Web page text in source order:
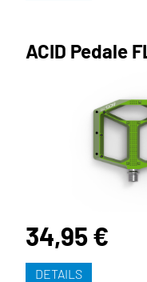
ACID Pedale
34,95 €
DETAILS